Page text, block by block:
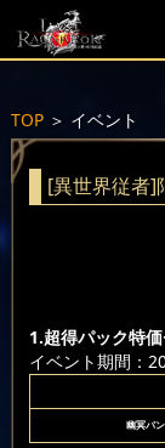
TOP＞ イベント
[異世界従者]
1.超得パック特価
イベント期間：
幽冥パ